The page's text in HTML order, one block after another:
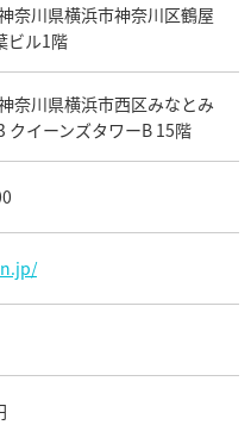
奈川県横浜市神奈川区鶴屋
ビル1階
奈川県横浜市西区みなとみ
クイーンズタワーB 15階